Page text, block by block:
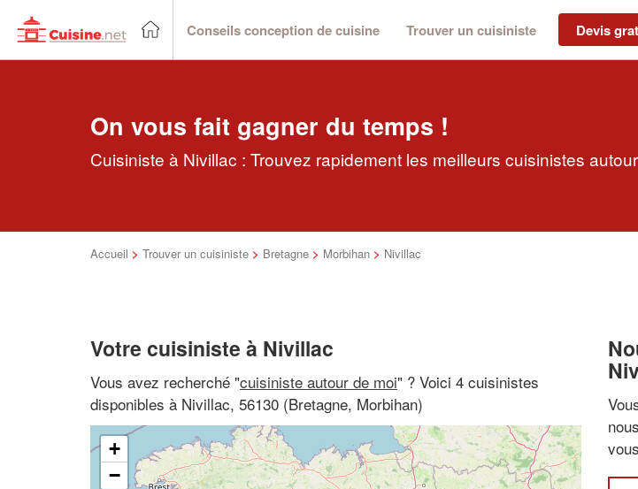
Conseils conception de cuisine Trouver un cuisiniste Devis
On vous fait gagner du temps !
Cuisiniste à Nivillac : Trouvez rapidement les meilleurs cuisinistes
Accueil > Trouver un cuisiniste > Bretagne > Morbihan > Nivillac
Votre cuisiniste à Nivillac
Vous avez recherché "cuisiniste autour de moi" ? Voici 4 cuisinistes
disponibles à Nivillac, 56130 (Bretagne, Morbihan)
+
−